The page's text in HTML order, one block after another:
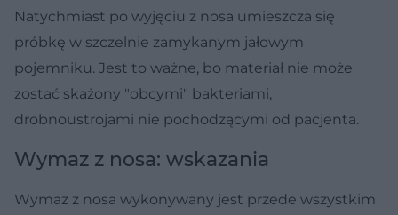
Natychmiast po wyjęciu z nosa umieszcza się
próbkę w szczelnie zamykanym jałowym
pojemniku. Jest to ważne, bo materiał nie może
zostać skażony "obcymi" bakteriami,
drobnoustrojami nie pochodzącymi od pacjenta.
Wymaz z nosa: wskazania
Wymaz z nosa wykonywany jest przede wszystkim